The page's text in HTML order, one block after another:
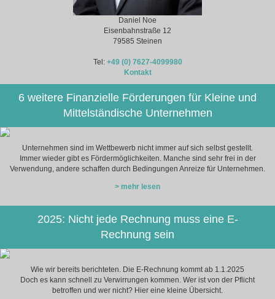
Daniel Noe
Eisenbahnstraße 12
79585 Steinen
Tel: +49 (0) 7627-4099980
Kontakt
6 weitere Finanzielle Förderungen für Kleine und
Mittelständische Unternehmen
Unternehmen sind im Wettbewerb nicht immer auf sich selbst gestellt.
Immer wieder gibt es Fördermöglichkeiten. Manche sind sehr frei in der
Verwendung, andere schaffen durch Bedingungen Anreize für Unternehmen.
> mehr lesen
2025: Nicht jede Rechnung muss eine E-
Rechnung sein
Wie wir bereits berichteten. Die E-Rechnung kommt ab 1.1.2025
Doch es kann schnell zu Verwirrungen kommen. Wer ist von der Pflicht
betroffen und wer nicht? Hier eine kleine Übersicht.